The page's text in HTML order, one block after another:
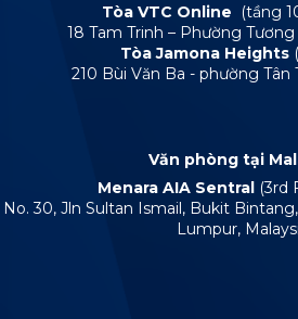
Tòa VTC Online
(tầng
18 Tam Trinh – Phường Tương
Tòa Jamona Heights
210 Bùi Văn Ba - phường Tân
Văn phòng tại
Menara AIA Sentral (3rd
No. 30, Jln Sultan Ismail, Bukit
Lumpur,